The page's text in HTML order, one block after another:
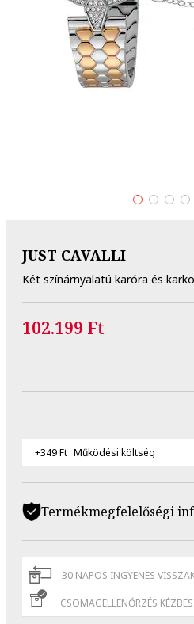
JUST CAVALLI
Két színárnyalatú karóra és
102.199 Ft
+349 Ft Működési költség
Termékmegfelelőségi
30 NAPOS INGYENES
CSOMAGELLENŐRZÉS